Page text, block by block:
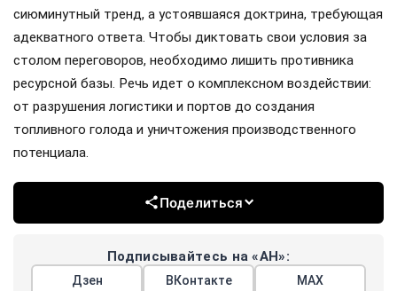
сиюминутный тренд, а устоявшаяся доктрина, требующая
адекватного ответа. Чтобы диктовать свои условия за
столом переговоров, необходимо лишить противника
ресурсной базы. Речь идет о комплексном воздействии:
от разрушения логистики и портов до создания
топливного голода и уничтожения производственного
потенциала.
Поделиться
Подписывайтесь на «АН»:
Дзен ВКонтакте МАХ